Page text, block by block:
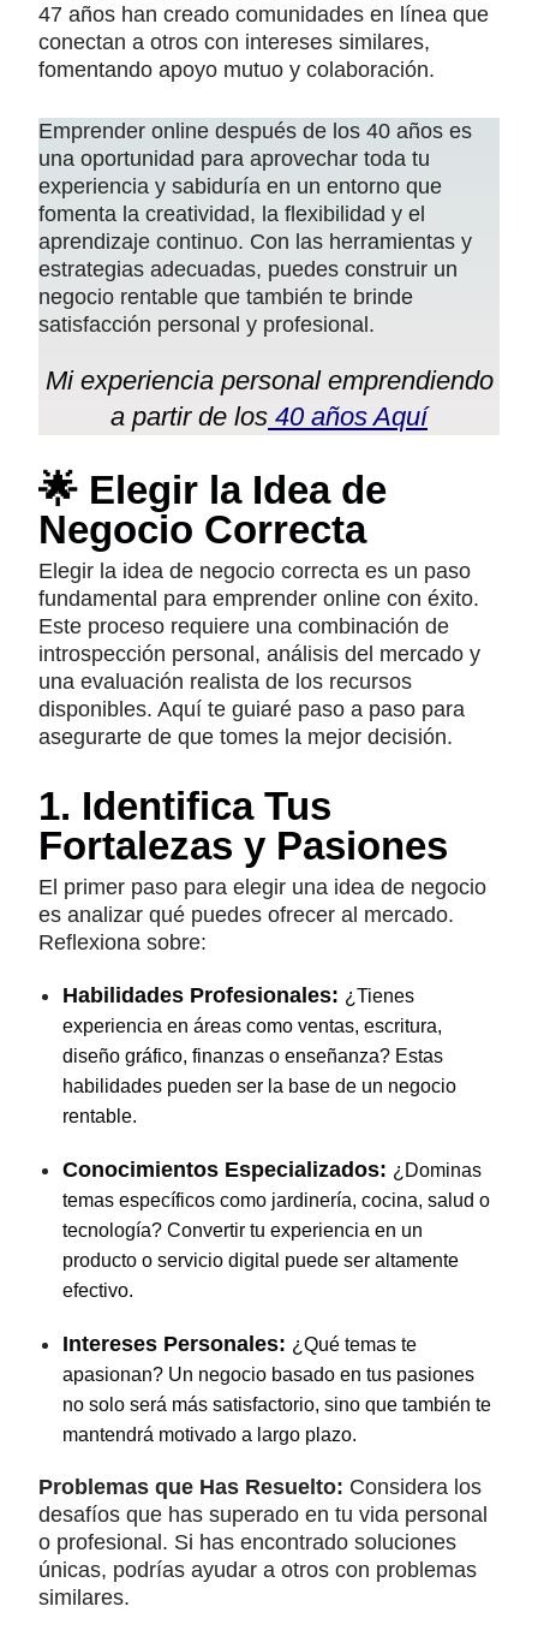
47 años han creado comunidades en línea que
conectan a otros con intereses similares,
fomentando apoyo mutuo y colaboración.
Emprender online después de los 40 años es
una oportunidad para aprovechar toda tu
experiencia y sabiduría en un entorno que
fomenta la creatividad, la flexibilidad y el
aprendizaje continuo. Con las herramientas y
estrategias adecuadas, puedes construir un
negocio rentable que también te brinde
satisfacción personal y profesional.
Mi experiencia personal emprendiendo
a partir de los 40 años Aquí
🌟 Elegir la Idea de
Negocio Correcta
Elegir la idea de negocio correcta es un paso
fundamental para emprender online con éxito.
Este proceso requiere una combinación de
introspección personal, análisis del mercado y
una evaluación realista de los recursos
disponibles. Aquí te guiaré paso a paso para
asegurarte de que tomes la mejor decisión.
1. Identifica Tus
Fortalezas y Pasiones
El primer paso para elegir una idea de negocio
es analizar qué puedes ofrecer al mercado.
Reflexiona sobre:
Habilidades Profesionales: ¿Tienes
experiencia en áreas como ventas, escritura,
diseño gráfico, finanzas o enseñanza? Estas
habilidades pueden ser la base de un negocio
rentable.
Conocimientos Especializados: ¿Dominas
temas específicos como jardinería, cocina, salud o
tecnología? Convertir tu experiencia en un
producto o servicio digital puede ser altamente
efectivo.
Intereses Personales: ¿Qué temas te
apasionan? Un negocio basado en tus pasiones
no solo será más satisfactorio, sino que también te
mantendrá motivado a largo plazo.
Problemas que Has Resuelto: Considera los
desafíos que has superado en tu vida personal
o profesional. Si has encontrado soluciones
únicas, podrías ayudar a otros con problemas
similares.